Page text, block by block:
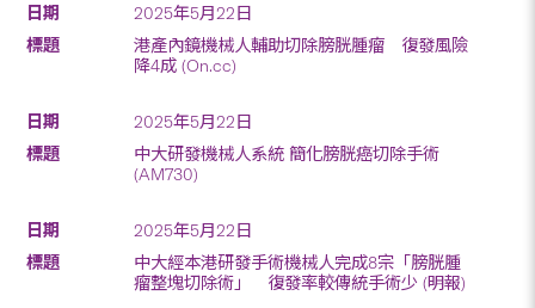
2025年5月22日
港產內鏡機械人輔助切除膀胱腫瘤 復發風險
降4成 (On.cc)
2025年5月22日
中大研發機械人系統 簡化膀胱癌切除手術
(AM730)
2025年5月22日
中大經本港研發手術機械人完成8宗「膀胱腫
瘤整塊切除術」 復發率較傳統手術少 (明報)